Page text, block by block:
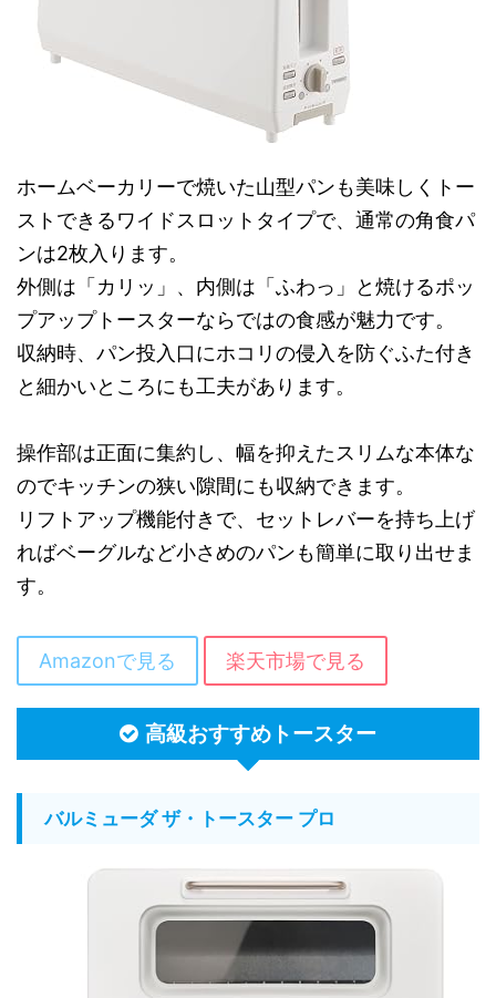
ホームベーカリーで焼いた山型パンも美味しくトー
ストできるワイドスロットタイプで、通常の角食パ
ンは2枚入ります。
外側は「カリッ」、内側は「ふわっ」と焼けるポッ
プアップトースターならではの食感が魅力です。
収納時、パン投入口にホコリの侵入を防ぐふた付き
と細かいところにも工夫があります。
操作部は正面に集約し、幅を抑えたスリムな本体な
のでキッチンの狭い隙間にも収納できます。
リフトアップ機能付きで、セットレバーを持ち上げ
ればベーグルなど小さめのパンも簡単に取り出せま
す。
Amazonで見る 楽天市場で見る
高級おすすめトースター
バルミューダ ザ・トースター プロ